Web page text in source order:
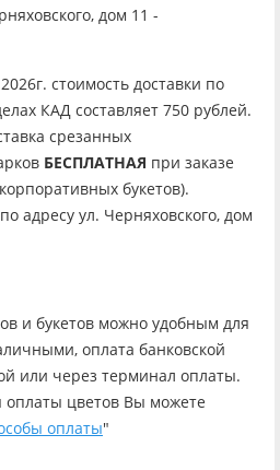
дом 11 -
стоимость доставки по
КАД составляет 750 рублей.
срезанных
БЕСПЛАТНАЯ при заказе
букетов).
адресу ул. Черняховского, дом
и букетов можно удобным для
оплата банковской
или через терминал оплаты.
цветов Вы можете
оплаты"